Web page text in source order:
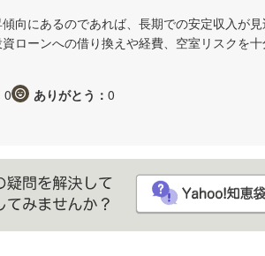
向にあるのであれば、長期での安定収入が
ローンへの借り換えや経費、空室リスクを
0 ありがとう： 0